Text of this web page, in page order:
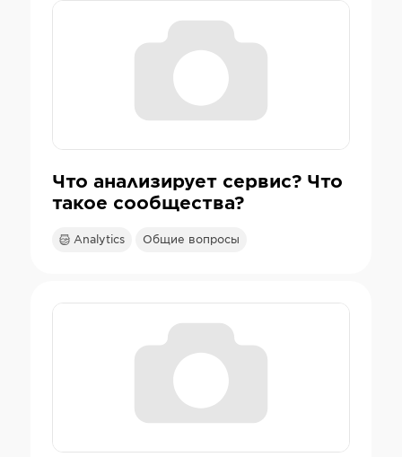
Что анализирует сервис? Что
такое сообщества?
Analytics Общие вопросы